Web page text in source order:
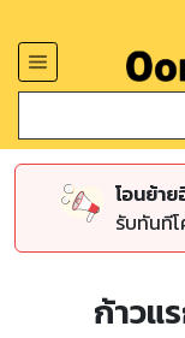
โอนย้า
รับทันที
ก้าวแ